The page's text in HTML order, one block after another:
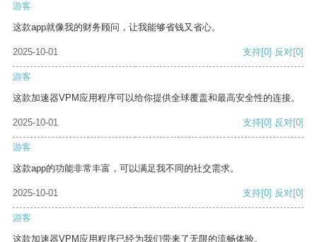
游客
这款app就像我的财务顾问，让我能够省钱又省心。
2025-10-01 支持[0] 反对[0]
游客
这款加速器VPM应用程序可以给你提供全球覆盖和最高安全性的连接。
2025-10-01 支持[0] 反对[0]
游客
这款app的功能非常丰富，可以满足我不同的社交需求。
2025-10-01 支持[0] 反对[0]
游客
这款加速器VPM应用程序已经为我们带来了无限的流畅体验。